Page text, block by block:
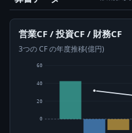
営業CF / 投資CF / 財務CF
3つの CF の年度推移(億円)
0
20
40
60